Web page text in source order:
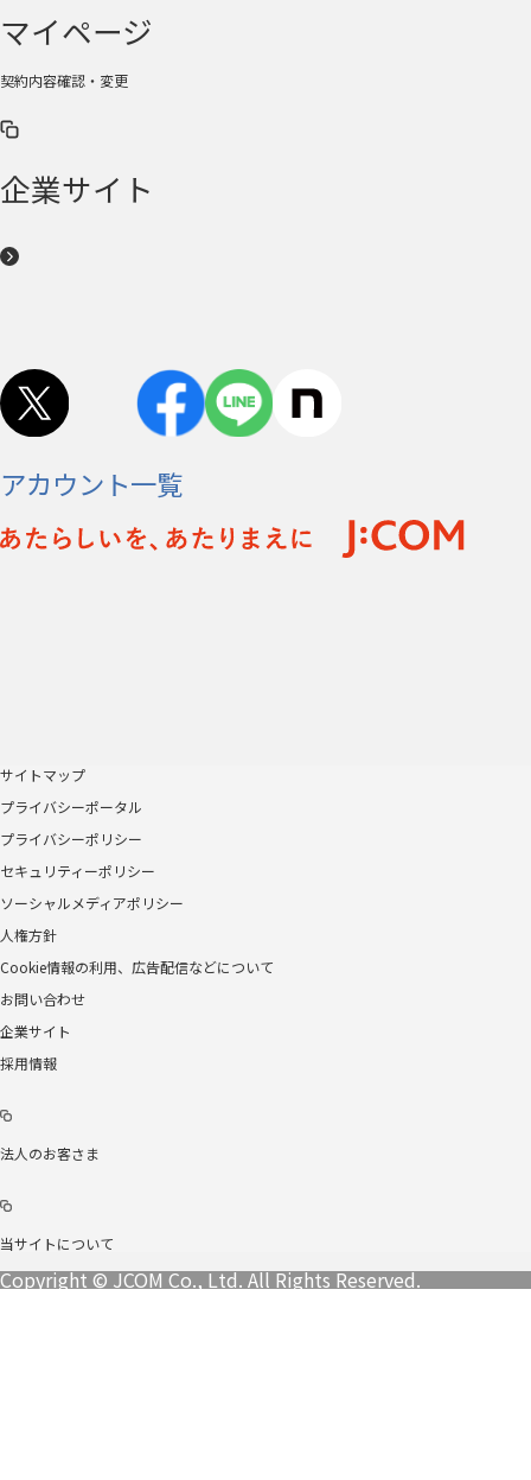
マイページ
契約内容確認・変更
企業サイト
アカウント一覧
サイトマップ
プライバシーポータル
プライバシーポリシー
セキュリティーポリシー
ソーシャルメディアポリシー
人権方針
Cookie情報の利用、広告配信などについて
お問い合わせ
企業サイト
採用情報
法人のお客さま
当サイトについて
Copyright © JCOM Co., Ltd. All Rights Reserved.